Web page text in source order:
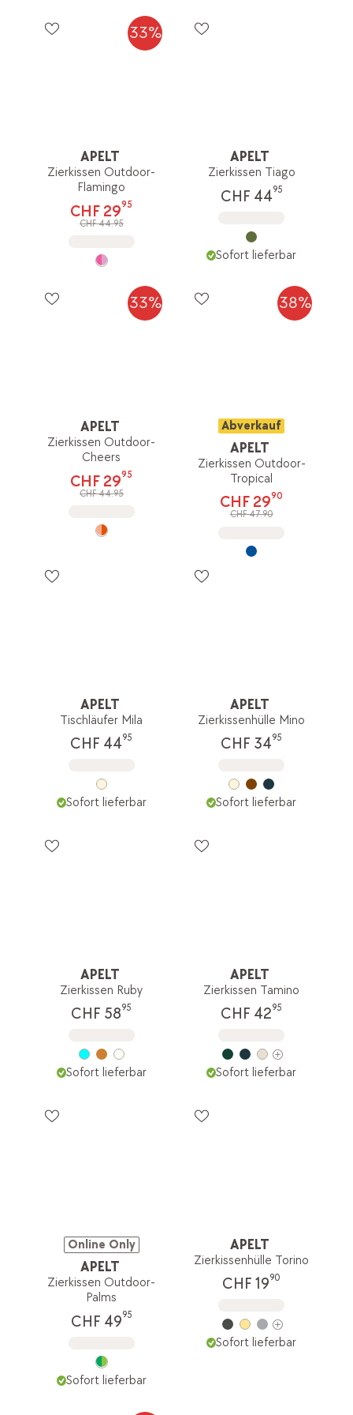
33%
APELT
Zierkissen Outdoor-
Flamingo
CHF 2995
CHF 44.95
APELT
Zierkissen Tiago
CHF 4495
Sofort lieferbar
33%
APELT
Zierkissen Outdoor-
Cheers
CHF 2995
CHF 44.95
38%
Abverkauf
APELT
Zierkissen Outdoor-
Tropical
CHF 2990
CHF 47.90
APELT
Tischläufer Mila
CHF 4495
Sofort lieferbar
APELT
Zierkissenhülle Mino
CHF 3495
Sofort lieferbar
APELT
Zierkissen Ruby
CHF 5895
Sofort lieferbar
APELT
Zierkissen Tamino
CHF 4295
Sofort lieferbar
Online Only
APELT
Zierkissen Outdoor-
Palms
CHF 4995
Sofort lieferbar
APELT
Zierkissenhülle Torino
CHF 1990
Sofort lieferbar